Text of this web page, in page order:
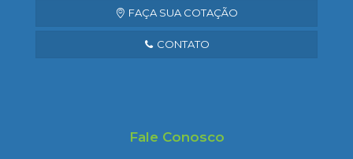
FAÇA SUA COTAÇÃO
CONTATO
Fale Conosco